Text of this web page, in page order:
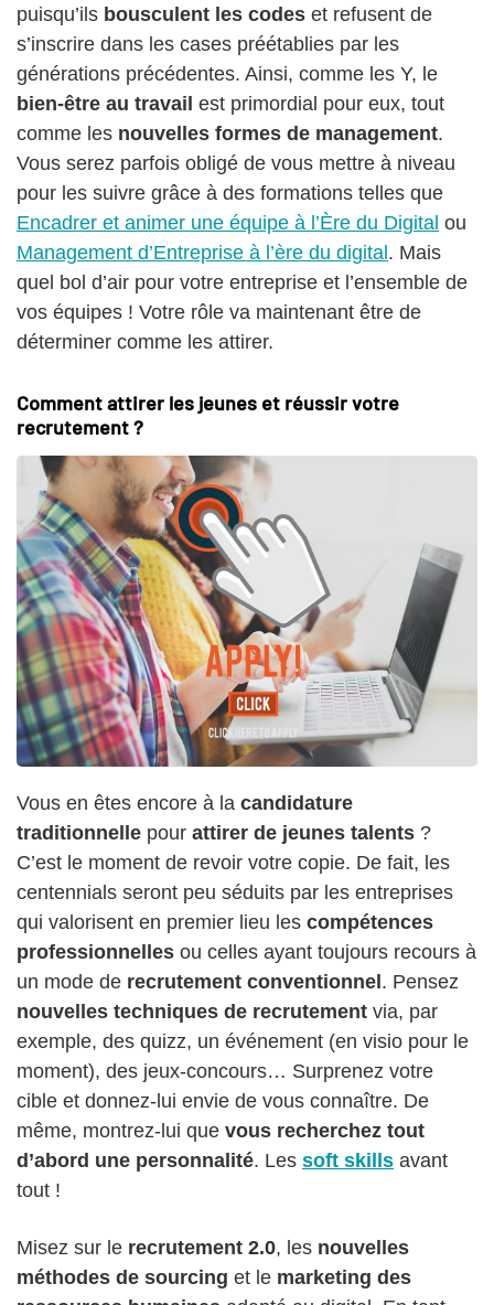
puisqu’ils bousculent les codes et refusent de
s’inscrire dans les cases préétablies par les
générations précédentes. Ainsi, comme les Y, le
bien-être au travail est primordial pour eux, tout
comme les nouvelles formes de management.
Vous serez parfois obligé de vous mettre à niveau
pour les suivre grâce à des formations telles que
Encadrer et animer une équipe à l’Ère du Digital ou
Management d’Entreprise à l’ère du digital . Mais
quel bol d’air pour votre entreprise et l’ensemble de
vos équipes ! Votre rôle va maintenant être de
déterminer comme les attirer.
Comment attirer les jeunes et réussir votre
recrutement ?
Vous en êtes encore à la candidature
traditionnelle pour attirer de jeunes talents ?
C’est le moment de revoir votre copie. De fait, les
centennials seront peu séduits par les entreprises
qui valorisent en premier lieu les compétences
professionnelles ou celles ayant toujours recours à
un mode de recrutement conventionnel . Pensez
nouvelles techniques de recrutement via, par
exemple, des quizz, un événement (en visio pour le
moment), des jeux-concours… Surprenez votre
cible et donnez-lui envie de vous connaître. De
même, montrez-lui que vous recherchez tout
d’abord une personnalité. Les soft skills avant
tout !
Misez sur le recrutement 2.0, les nouvelles
méthodes de sourcing et le marketing des